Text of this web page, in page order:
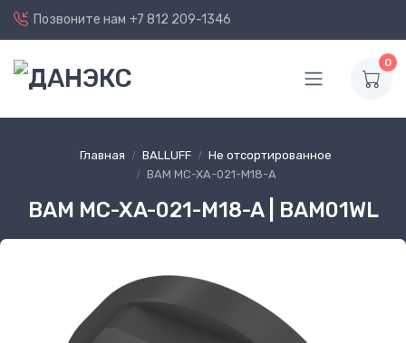
Позвоните нам +7 812 209-1346
0
Главная BALLUFF
Не отсортированное
BAM MC-XA-021-M18-A
BAM MC-XA-021-M18-A | BAM01WL